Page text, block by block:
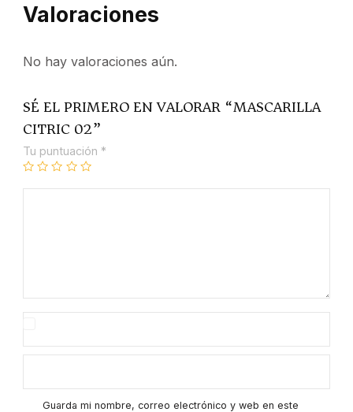
Valoraciones
No hay valoraciones aún.
SÉ EL PRIMERO EN VALORAR “MASCARILLA
CITRIC 02”
Tu puntuación *
Guarda mi nombre, correo electrónico y web en este